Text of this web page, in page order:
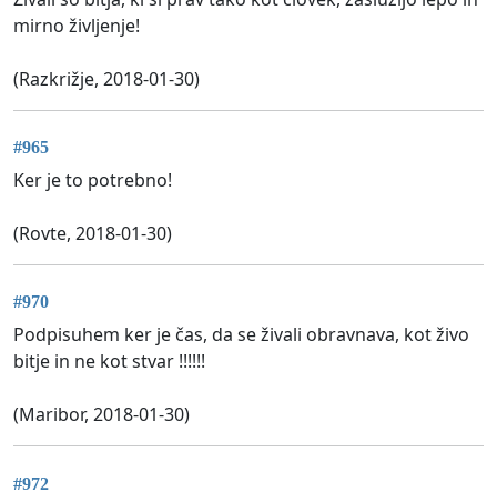
mirno življenje!
(Razkrižje, 2018-01-30)
#965
Ker je to potrebno!
(Rovte, 2018-01-30)
#970
Podpisuhem ker je čas, da se živali obravnava, kot živo
bitje in ne kot stvar !!!!!!
(Maribor, 2018-01-30)
#972